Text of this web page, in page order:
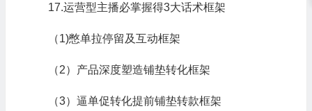
17.运营型主播必掌握得3大话术框架
（1)憋单拉停留及互动框架
（2）产品深度塑造铺垫转化框架
（3）逼单促转化提前铺垫转款框架